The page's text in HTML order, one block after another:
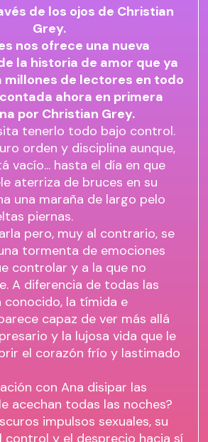
de los ojos de Christian
Grey.
nos ofrece una nueva
la historia de amor que ya
millones de lectores en todo
ahora en primera
por Christian Grey.
tenerlo todo bajo control.
orden y disciplina aunque,
vacío... hasta el día en que
aterriza de bruces en su
una maraña de largo pelo
piernas.
pero, muy al contrario, se
tormenta de emociones
controlar y a la que no
A diferencia de todas las
conocido, la tímida e
capaz de ver más allá
y la lujosa vida que le
el corazón frío y lastimado
con Ana disipar las
acechan todas las noches?
impulsos sexuales, su
control y el desprecio hacia sí